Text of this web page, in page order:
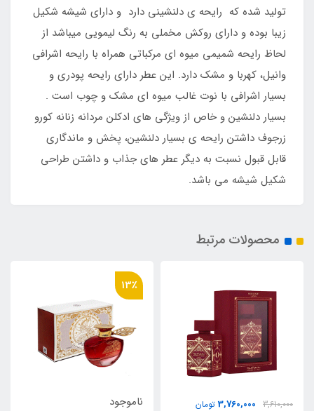
تولید شده که رایحه ی دلنشینی دارد و دارای شیشه شکیل
زیبا بوده و دارای روکش مخملی به رنگ لیمویی میباشد از
لحاظ رایحه شمیمی میوه ای مرکباتی همراه با رایحه اشرافی
وانیل، کهربا و مشک دارد. این عطر دارای رایحه پودری و
بسیار اشرافی با نوت غالب میوه ای مشک و چوب است .
بسیار دلنشین و خاص از ویژگی های ادکلن مردانه زنانه کورو
زرجوف داشتن رایحه ی بسیار دلنشین، پخش و ماندگاری
قابل قبول نسبت به دیگر عطر های جذاب و داشتن طراحی
شکیل شیشه می باشد.
محصولات مرتبط
ناموجود